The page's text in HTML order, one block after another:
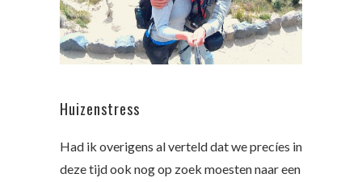
Huizenstress
Had ik overigens al verteld dat we precíes in
deze tijd ook nog op zoek moesten naar een